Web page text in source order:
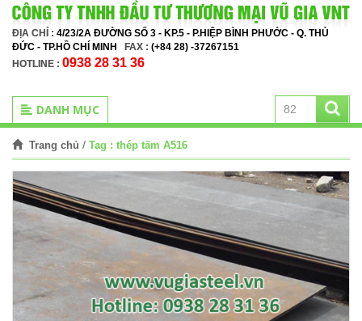
ĐỊA CHỈ : 4/23/2A ĐƯỜNG SỐ 3 - KP.5 - P.HIỆP BÌNH PHƯỚC - Q. THỦ
ĐỨC - TP.HỒ CHÍ MINH
FAX : (+84 28) -37267151
HOTLINE : 0938 28 31 36
DANH MỤC
Trang chủ / Tag : thép tấm A516